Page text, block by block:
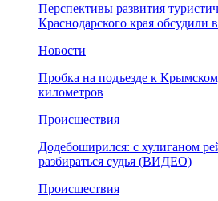
Перспективы развития
Краснодарского края обсудили
Новости
Пробка на подъезде к
километров
Происшествия
Додебоширился: с хулиганом
разбираться судья (ВИДЕО)
Происшествия